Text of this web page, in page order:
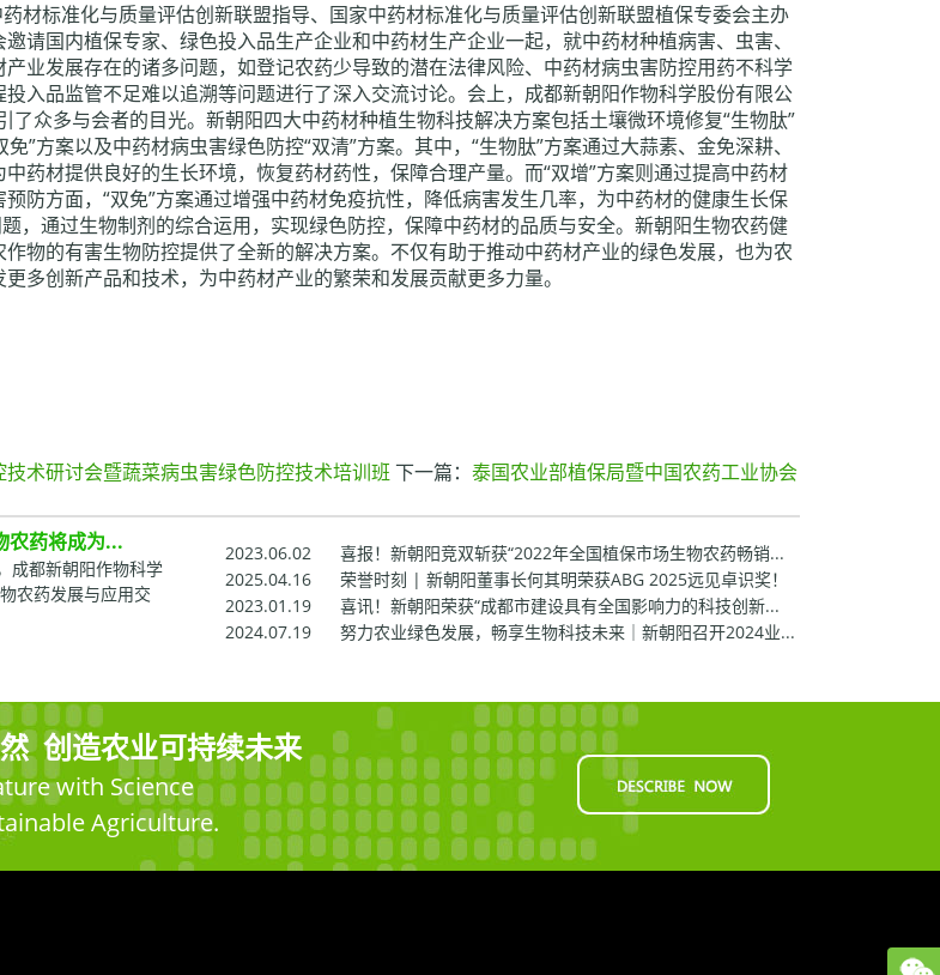
材标准化与质量评估创新联盟指导、国家中药材标准化与质量评估创新联盟植保专委会主办
请国内植保专家、绿色投入品生产企业和中药材生产企业一起，就中药材种植病害、虫害、
业发展存在的诸多问题，如登记农药少导致的潜在法律风险、中药材病虫害防控用药不科学
入品监管不足难以追溯等问题进行了深入交流讨论。会上，成都新朝阳作物科学股份有限公
众多与会者的目光。新朝阳四大中药材种植生物科技解决方案包括土壤微环境修复“生物肽”
”方案以及中药材病虫害绿色防控“双清”方案。其中，“生物肽”方案通过大蒜素、金免深耕、
药材提供良好的生长环境，恢复药材药性，保障合理产量。而“双增”方案则通过提高中药材
防方面，“双免”方案通过增强中药材免疫抗性，降低病害发生几率，为中药材的健康生长保
，通过生物制剂的综合运用，实现绿色防控，保障中药材的品质与安全。新朝阳生物农药健
物的有害生物防控提供了全新的解决方案。不仅有助于推动中药材产业的绿色发展，也为农
多创新产品和技术，为中药材产业的繁荣和发展贡献更多力量。
术研讨会暨蔬菜病虫害绿色防控技术培训班 下一篇： 泰国农业部植保局暨中国农药工业协会
农药将成为...
成都新朝阳作物科学
农药发展与应用交
2023.06.02
喜报！新朝阳竞双斩获“2022年全国植保市场生物农药畅销...
2025.04.16
荣誉时刻 | 新朝阳董事长何其明荣获ABG 2025远见卓识奖！
2023.01.19
喜讯！新朝阳荣获“成都市建设具有全国影响力的科技创新...
2024.07.19
努力农业绿色发展，畅享生物科技未来｜新朝阳召开2024业...
创造农业可持续未来
with Science
Agriculture.